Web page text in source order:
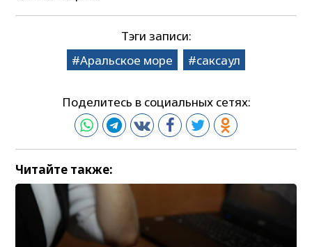
Тэги записи:
Аральское море
саксаул
Поделитесь в социальных сетях:
Читайте также: